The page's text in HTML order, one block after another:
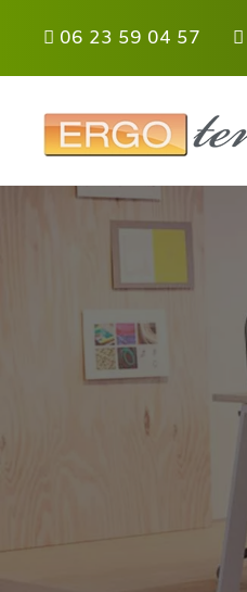
06 23 59 04 57